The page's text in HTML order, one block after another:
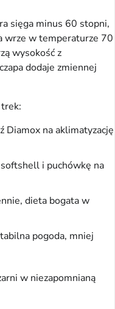
sięga minus 60 stopni,
wrze w temperaturze 70
wysokość z
dodaje zmiennej
Diamox na aklimatyzację
i puchówkę na
dieta bogata w
pogoda, mniej
w niezapomnianą